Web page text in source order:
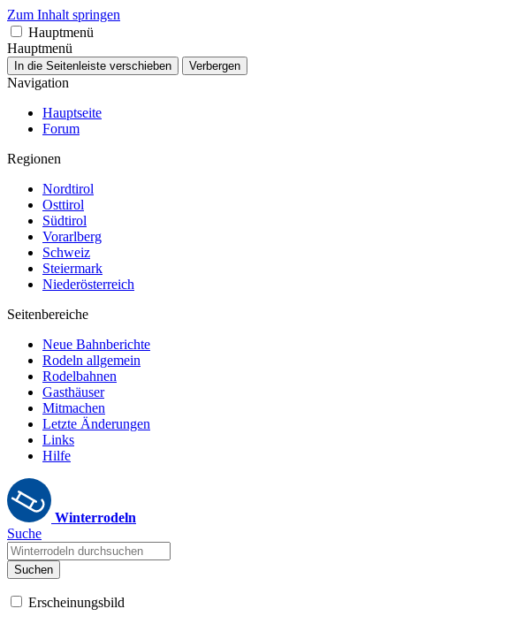
Zum Inhalt springen
Hauptmenü
Hauptmenü
In die Seitenleiste verschieben Verbergen
Navigation
Hauptseite
Forum
Regionen
Nordtirol
Osttirol
Südtirol
Vorarlberg
Schweiz
Steiermark
Niederösterreich
Seitenbereiche
Neue Bahnberichte
Rodeln allgemein
Rodelbahnen
Gasthäuser
Mitmachen
Letzte Änderungen
Links
Hilfe
Winterrodeln
Suche
Suchen
Erscheinungsbild